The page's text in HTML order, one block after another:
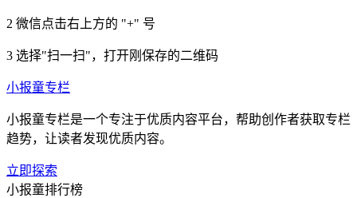
2 微信点击右上方的 "+" 号
3 选择"扫一扫"，打开刚保存的二维码
小报童专栏
小报童专栏是一个专注于优质内容平台，帮助创作者获取专栏
趋势，让读者发现优质内容。
立即探索
小报童排行榜